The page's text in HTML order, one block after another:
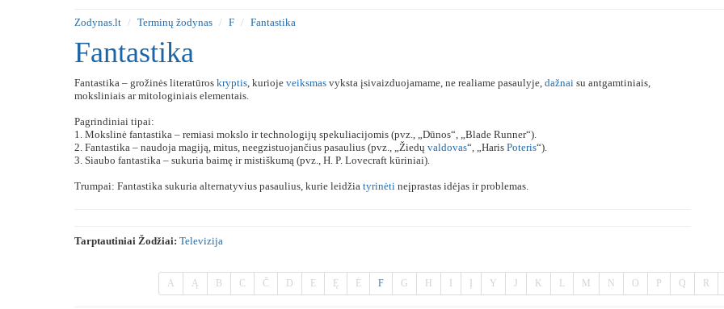
Zodynas.lt Terminų žodynas F Fantastika
Fantastika
Fantastika – grožinės literatūros kryptis, kurioje veiksmas vyksta įsivaizduojamame, ne realiame pasaulyje, dažnai su antgamtiniais,
moksliniais ar mitologiniais elementais.
Pagrindiniai tipai:
1. Mokslinė fantastika – remiasi mokslo ir technologijų spekuliacijomis (pvz., „Dūnos“, „Blade Runner“).
2. Fantastika – naudoja magiją, mitus, neegzistuojančius pasaulius (pvz., „Žiedų valdovas“, „Haris Poteris“).
3. Siaubo fantastika – sukuria baimę ir mistiškumą (pvz., H. P. Lovecraft kūriniai).
Trumpai: Fantastika sukuria alternatyvius pasaulius, kurie leidžia tyrinėti neįprastas idėjas ir problemas.
Tarptautiniai Žodžiai: Televizija
A Ą B C Č D E Ę Ė F G H Y J K L M N O P Q R